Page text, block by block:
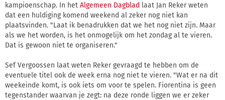
kampioenschap. In het Algemeen Dagblad laat Jan Reker weten
dat een huldiging komend weekend al zeker nog niet kan
plaatsvinden. "Laat ik benadrukken dat we het nog niet zijn. Maar
als we het worden, is het onmogelijk om het zondag al te vieren.
Dat is gewoon niet te organiseren."
Sef Vergoossen laat weten Reker gevraagd te hebben om de
eventuele titel ook de week erna nog niet te vieren. "Wat er na dit
weekeinde komt, is ook iets om voor te spelen. Fiorentina is geen
tegenstander waarvan je zegt: na deze ronde liggen we er zeker